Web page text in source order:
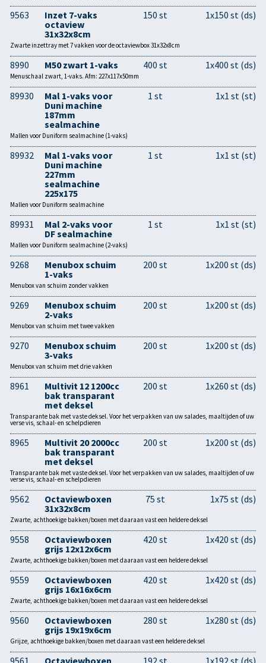
9563
Inzet 7-vaks
octaview
31x32x8cm
150 st 1x150 st (ds)
Zwarte inzettray met 7 vakken voor de octaviewbox 31x32x8cm
8990 M50 zwart 1-vaks 400 st 1x400 st (ds)
Menuschaal zwart, 1-vaks. Afm: 227x117x50mm
89930
Mal 1-vaks voor
Duni machine
187mm
sealmachine
1 st 1x1 st (st)
Mallen voor Duniform sealmachine (1-vaks)
89932
Mal 1-vaks voor
Duni machine
227mm
sealmachine
225x175
1 st 1x1 st (st)
Mallen voor Duniform sealmachine
89931
Mal 2-vaks voor
DF sealmachine
1 st 1x1 st (st)
Mallen voor Duniform sealmachine (2-vaks)
9268
Menubox schuim
1-vaks
200 st 1x200 st (ds)
Menubox van schuim zonder vakken
9269
Menubox schuim
2-vaks
200 st 1x200 st (ds)
Menubox van schuim met twee vakken
9270
Menubox schuim
3-vaks
200 st 1x200 st (ds)
Menubox van schuim met drie vakken
8961
Multivit 12 1200cc
bak transparant
met deksel
200 st 1x260 st (ds)
Transparante bak met vaste deksel. Voor het verpakken van uw salades, maaltijden of uw
verse vis, schaal- en schelpdieren
8965
Multivit 20 2000cc
bak transparant
met deksel
200 st 1x200 st (ds)
Transparante bak met vaste deksel. Voor het verpakken van uw salades, maaltijden of uw
verse vis, schaal- en schelpdieren
9562
Octaviewboxen
31x32x8cm
75 st 1x75 st (ds)
Zwarte, achthoekige bakken/boxen met daaraan vast een heldere deksel
9558
Octaviewboxen
grijs 12x12x6cm
420 st 1x420 st (ds)
Zwarte, achthoekige bakken/boxen met daaraan vast een heldere deksel
9559
Octaviewboxen
grijs 16x16x6cm
420 st 1x420 st (ds)
Zwarte, achthoekige bakken/boxen met daaraan vast een heldere deksel
9560
Octaviewboxen
grijs 19x19x6cm
280 st 1x280 st (ds)
Grijze, achthoekige bakken/boxen met daaraan vast een heldere deksel
9561 Octaviewboxen 192 st 1x192 st (ds)